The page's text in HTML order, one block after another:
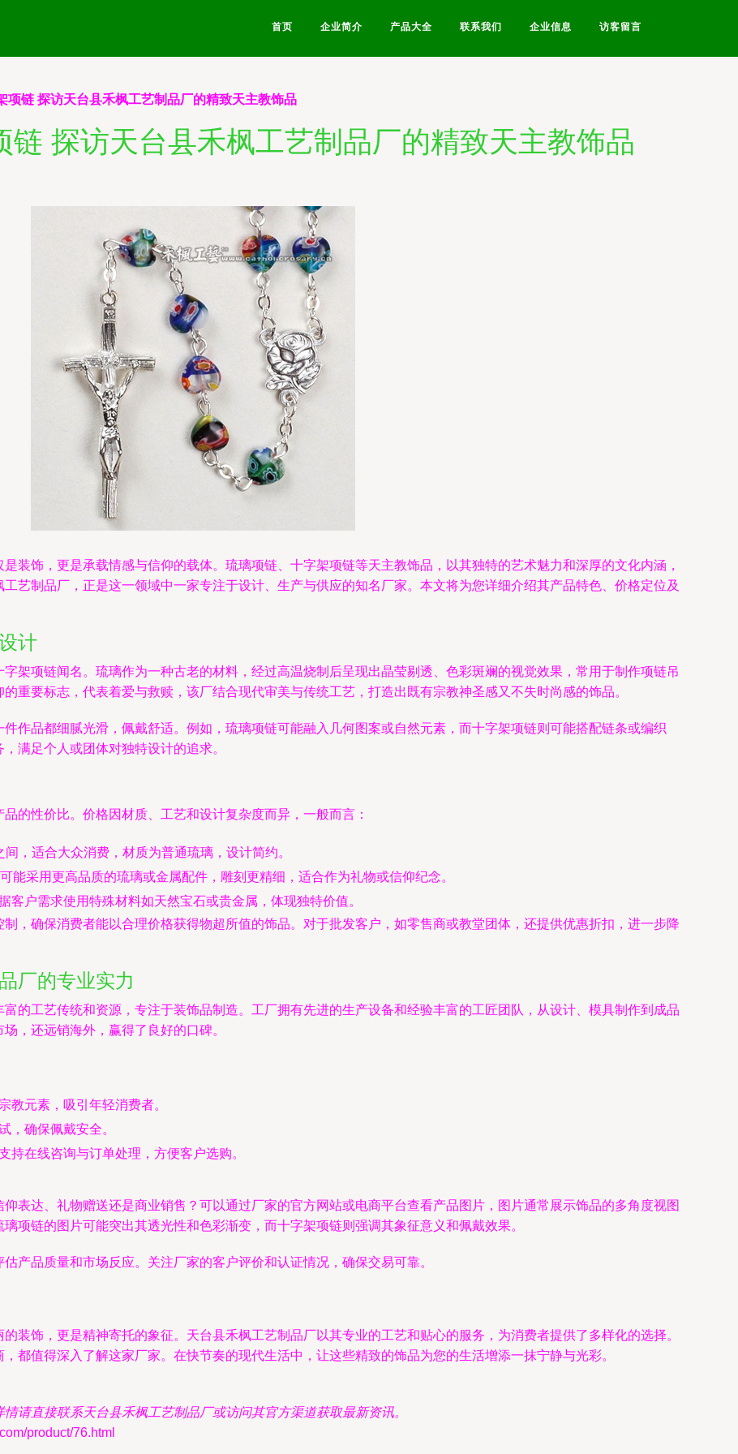
首页 企业简介 产品大全 联系我们 企业信息 访客留言
项链 探访天台县禾枫工艺制品厂的精致天主教饰品
链 探访天台县禾枫工艺制品厂的精致天主教饰品
装饰，更是承载情感与信仰的载体。琉璃项链、十字架项链等天主教饰品，以其独特的艺术魅力和深厚的文化内涵，
艺制品厂，正是这一领域中一家专注于设计、生产与供应的知名厂家。本文将为您详细介绍其产品特色、价格定位及
计
架项链闻名。琉璃作为一种古老的材料，经过高温烧制后呈现出晶莹剔透、色彩斑斓的视觉效果，常用于制作项链吊
重要标志，代表着爱与救赎，该厂结合现代审美与传统工艺，打造出既有宗教神圣感又不失时尚感的饰品。
作品都细腻光滑，佩戴舒适。例如，琉璃项链可能融入几何图案或自然元素，而十字架项链则可能搭配链条或编织
满足个人或团体对独特设计的追求。
的性价比。价格因材质、工艺和设计复杂度而异，一般而言：
间，适合大众消费，材质为普通琉璃，设计简约。
能采用更高品质的琉璃或金属配件，雕刻更精细，适合作为礼物或信仰纪念。
客户需求使用特殊材料如天然宝石或贵金属，体现独特价值。
，确保消费者能以合理价格获得物超所值的饰品。对于批发客户，如零售商或教堂团体，还提供优惠折扣，进一步降
厂的专业实力
的工艺传统和资源，专注于装饰品制造。工厂拥有先进的生产设备和经验丰富的工匠团队，从设计、模具制作到成品
，还远销海外，赢得了良好的口碑。
教元素，吸引年轻消费者。
，确保佩戴安全。
持在线咨询与订单处理，方便客户选购。
表达、礼物赠送还是商业销售？可以通过厂家的官方网站或电商平台查看产品图片，图片通常展示饰品的多角度视图
项链的图片可能突出其透光性和色彩渐变，而十字架项链则强调其象征意义和佩戴效果。
产品质量和市场反应。关注厂家的客户评价和认证情况，确保交易可靠。
装饰，更是精神寄托的象征。天台县禾枫工艺制品厂以其专业的工艺和贴心的服务，为消费者提供了多样化的选择。
都值得深入了解这家厂家。在快节奏的现代生活中，让这些精致的饰品为您的生活增添一抹宁静与光彩。
请直接联系天台县禾枫工艺制品厂或访问其官方渠道获取最新资讯。
product/76.html